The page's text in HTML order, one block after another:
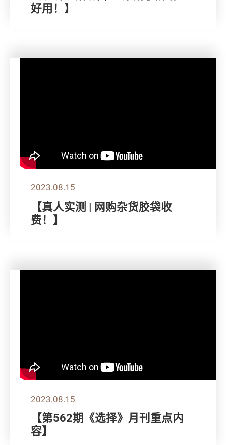
好用！】
2023.08.15
【真人实测 | 网购杂货胶袋收
费！】
2023.08.15
【第562期《选择》月刊重点内
容】